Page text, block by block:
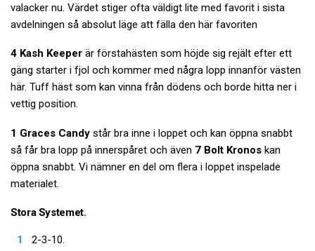
valacker nu. Värdet stiger ofta väldigt lite med favorit i sista
avdelningen så absolut läge att fälla den här favoriten
4 Kash Keeper är förstahästen som höjde sig rejält efter ett
gäng starter i fjol och kommer med några lopp innanför västen
här. Tuff häst som kan vinna från dödens och borde hitta ner i
vettig position.
1 Graces Candy står bra inne i loppet och kan öppna snabbt
så får bra lopp på innerspåret och även 7 Bolt Kronos kan
öppna snabbt. Vi nämner en del om flera i loppet inspelade
materialet.
Stora Systemet.
2-3-10.